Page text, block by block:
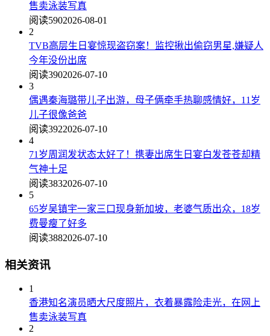
售卖泳装写真
阅读5902026-08-01
2
TVB高层生日宴惊现盗窃案！监控揪出偷窃男星,嫌疑人
今年没份出席
阅读3902026-07-10
3
偶遇秦海璐带儿子出游，母子俩牵手热聊感情好，11岁
儿子很像爸爸
阅读3922026-07-10
4
71岁周润发状态太好了！携妻出席生日宴白发苍苍却精
气神十足
阅读3832026-07-10
5
65岁吴镇宇一家三口现身新加坡，老婆气质出众，18岁
费曼瘦了好多
阅读3882026-07-10
相关资讯
1
香港知名演员晒大尺度照片，衣着暴露险走光，在网上
售卖泳装写真
2